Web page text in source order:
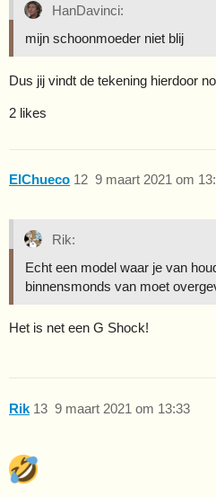
HanDavinci:
mijn schoonmoeder niet blij
Dus jij vindt de tekening hierdoor
2 likes
ElChueco 9 maart 2021 om
12
Rik:
Echt een model waar je van
binnensmonds van moet
Het is net een G Shock!
Rik 9 maart 2021 om 13:33
13